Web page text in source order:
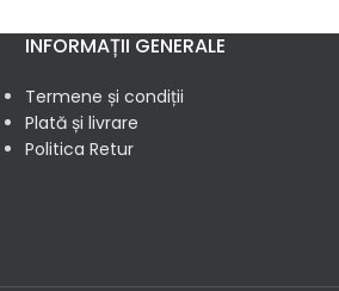
INFORMAȚII GENERALE
Termene și condiții
Plată și livrare
Politica Retur